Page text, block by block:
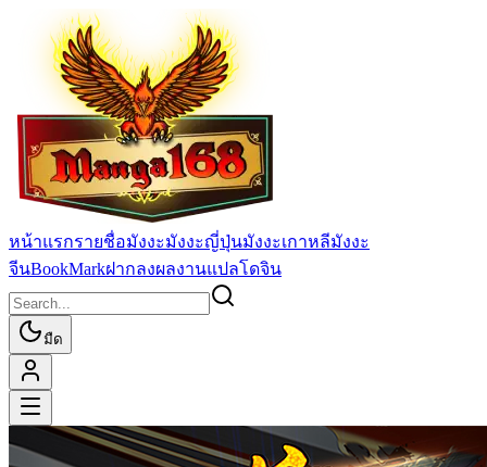
หน้าแรกรายชื่อมังงะมังงะญี่ปุ่นมังงะเกาหลีมังงะ
จีนBookMarkฝากลงผลงานแปลโดจิน
มืด